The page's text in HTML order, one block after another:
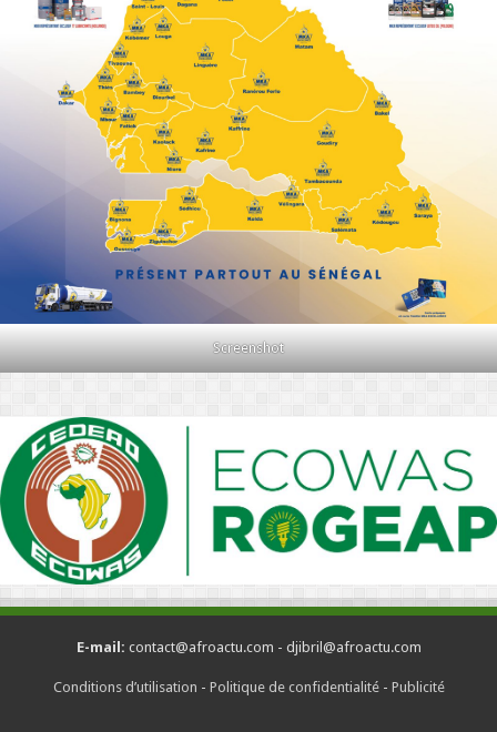
Screenshot
E-mail: contact@afroactu.com - djibril@afroactu.com
Conditions d’utilisation - Politique de confidentialité- Publicité